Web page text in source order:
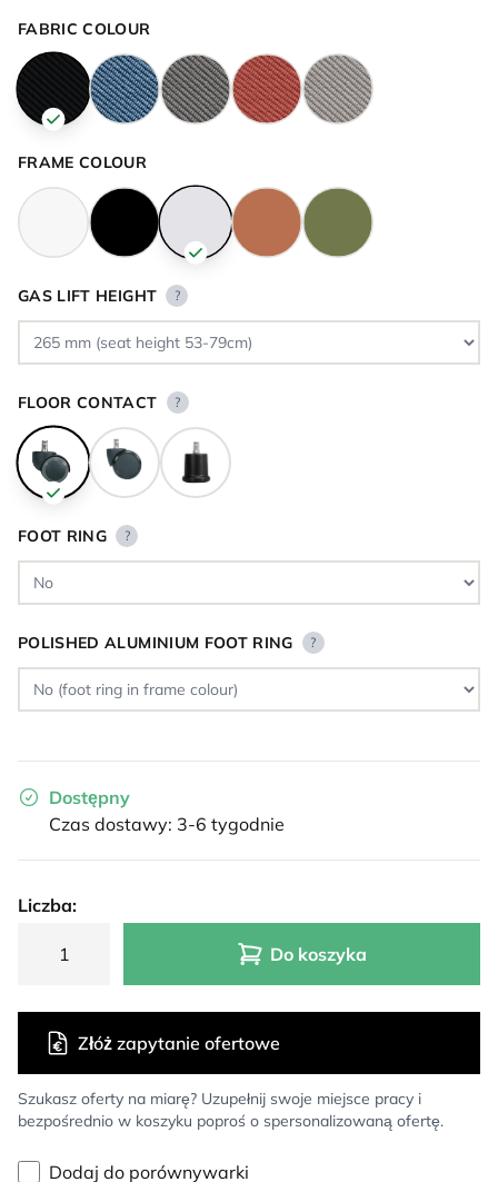
FABRIC COLOUR
FRAME COLOUR
GAS LIFT HEIGHT ?
FLOOR CONTACT ?
FOOT RING ?
POLISHED ALUMINIUM FOOT RING ?
Dostępny
Czas dostawy: 3-6 tygodnie
Liczba:
Do koszyka
Szukasz oferty na miarę? Uzupełnij swoje miejsce pracy i
bezpośrednio w koszyku poproś o spersonalizowaną ofertę.
Złóż zapytanie ofertowe
Dodaj do porównywarki